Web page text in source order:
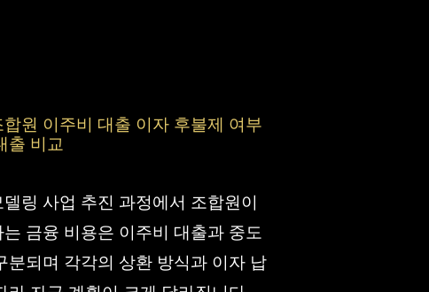
원 이주비 대출 이자 후불제 여부
출 비교
링 사업 추진 과정에서 조합원이
금융 비용은 이주비 대출과 중도
분되며 각각의 상환 방식과 이자 납